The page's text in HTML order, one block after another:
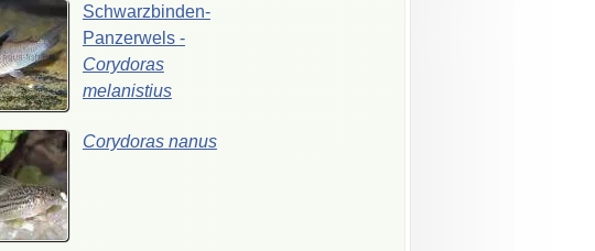
Schwarzbinden-
Panzerwels -
Corydoras
melanistius
Corydoras nanus